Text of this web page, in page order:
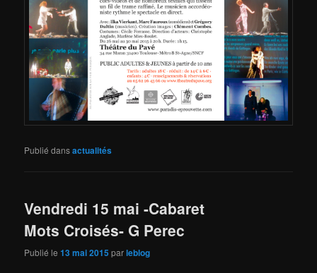
Publié dansactualités
Vendredi 15 mai -Cabaret
Mots Croisés- G Perec
Publié le13 mai 2015 parleblog